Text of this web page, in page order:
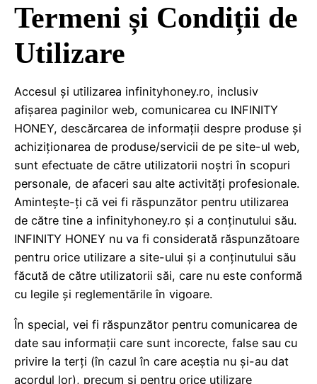
Termeni și Condiții de
Utilizare
Accesul și utilizarea infinityhoney.ro, inclusiv
afișarea paginilor web, comunicarea cu INFINITY
HONEY, descărcarea de informații despre produse și
achiziționarea de produse/servicii de pe site-ul web,
sunt efectuate de către utilizatorii noștri în scopuri
personale, de afaceri sau alte activități profesionale.
Amintește-ți că vei fi răspunzător pentru utilizarea
de către tine a infinityhoney.ro și a conținutului său.
INFINITY HONEY nu va fi considerată răspunzătoare
pentru orice utilizare a site-ului și a conținutului său
făcută de către utilizatorii săi, care nu este conformă
cu legile și reglementările în vigoare.
În special, vei fi răspunzător pentru comunicarea de
date sau informații care sunt incorecte, false sau cu
privire la terți (în cazul în care aceștia nu și-au dat
acordul lor), precum și pentru orice utilizare